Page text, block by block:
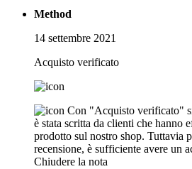
Method
14 settembre 2021
Acquisto verificato
Con "Acquisto verificato"
è stata scritta da clienti che hanno
prodotto sul nostro shop. Tuttavia
recensione, è sufficiente avere un
Chiudere la nota